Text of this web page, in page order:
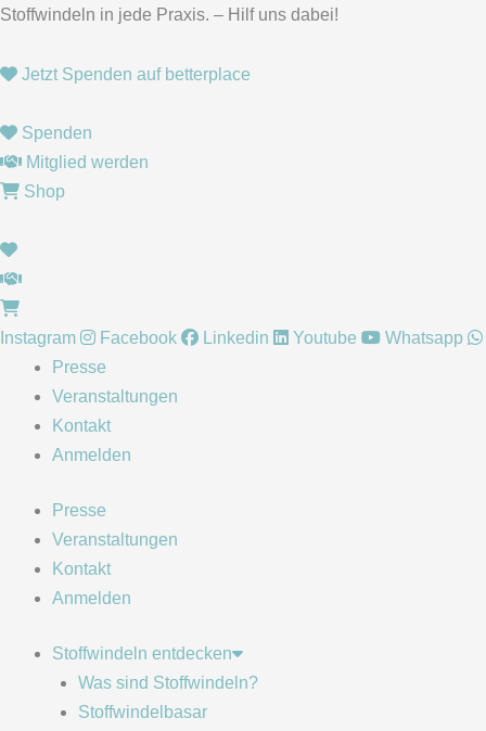
Zum
springen
Stoffwindeln in jede Praxis. – Hilf uns dabei!
Jetzt Spenden auf betterplace
Spenden
Mitglied werden
Shop
Instagram Facebook Linkedin Youtube
Whatsapp
Presse
Veranstaltungen
Kontakt
Anmelden
Presse
Veranstaltungen
Kontakt
Anmelden
Stoffwindeln entdecken
Was sind Stoffwindeln?
Stoffwindelbasar